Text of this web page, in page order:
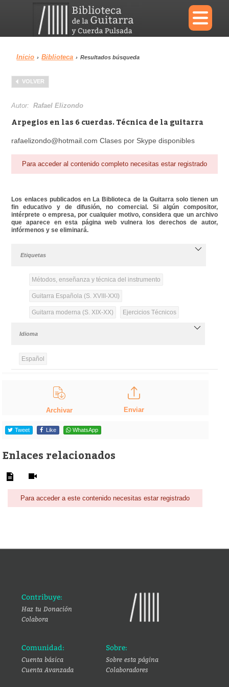
×
Menu
Biblioteca
Área personal Reproductor
Inicio › Biblioteca › Resultados búsqueda
VOLVER
Autor:Rafael Elizondo
Arpegios en las 6 cuerdas. Técnica de la guitarra
rafaelizondo@hotmail.com Clases por Skype disponibles
Para acceder al contenido completo necesitas estar registrado
Los enlaces publicados en La Biblioteca de la Guitarra solo tienen un
fin educativo y de difusión, no comercial. Si algún compositor,
intérprete o empresa, por cualquier motivo, considera que un archivo
que aparece en esta página web vulnera los derechos de autor,
infórmenos y se eliminará.
Etiquetas
Métodos, enseñanza y técnica del instrumento
Guitarra Española (S. XVIII-XXI)
Guitarra moderna (S. XIX-XX) Ejercicios Técnicos
Idioma
Español
Archivar Enviar
Tweet Like WhatsApp
Enlaces relacionados
Para acceder a este contenido necesitas estar registrado
Contribuye:
Haz tu Donación
Colabora
Comunidad:
Cuenta básica
Cuenta Avanzada
Sobre:
Sobre esta página
Colaboradores